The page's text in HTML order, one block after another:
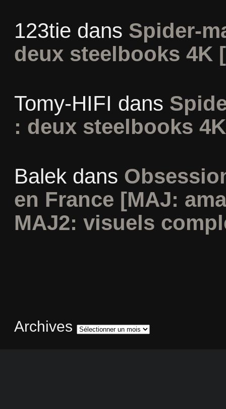
123tie dans Spider-
deux steelbooks 4K
Tomy-HIFI dans
: deux steelbooks
Balekdans
en France [MAJ:
MAJ2: visuels
Archives